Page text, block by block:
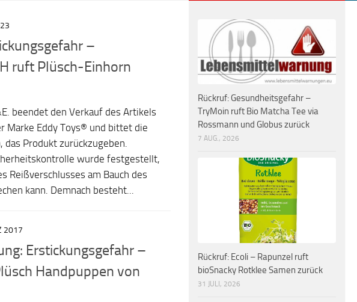
–
ruft Plüsch-Einhorn
beendet den Verkauf des Artikels
Marke Eddy Toys® und bittet die
das Produkt zurückzugeben.
wurde festgestellt,
Reißverschlusses am Bauch des
kann. Demnach besteht...
2017
Erstickungsgefahr –
Handpuppen von
Rückruf: Gesundheitsgefahr –
TryMoin ruft Bio Matcha Tee via
Rossmann und Globus zurück
7 AUG., 2026
Rückruf: Ecoli – Rapunzel ruft
bioSnacky Rotklee Samen zurück
31 JULI, 2026